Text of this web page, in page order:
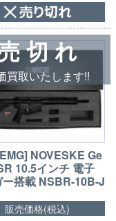
切 れ
買取いたします!!
NOVESKE Ge
10.5インチ 電子
ー搭載 NSBR-10B-J
販売価格(税込)